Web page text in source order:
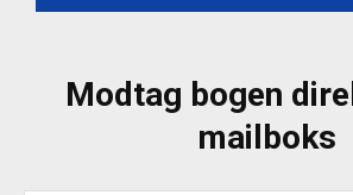
Modtag bogen
mailboks